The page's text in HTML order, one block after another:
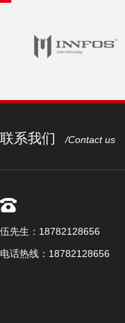
联系我们 /Contact us
伍先生：18782128656
电话热线：18782128656